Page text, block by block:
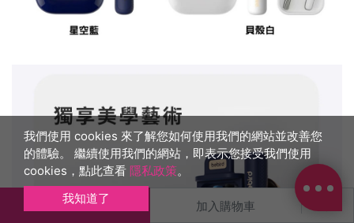
立即結帳 加入購物車
我們使用 cookies 來了解您如何使用我們的網站並改善您
的體驗。 繼續使用我們的網站，即表示您接受我們使用
cookies，點此查看 隱私政策。
我知道了